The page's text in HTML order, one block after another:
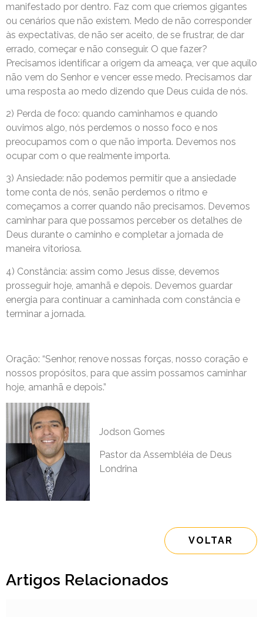
manifestado por dentro. Faz com que criemos gigantes
ou cenários que não existem. Medo de não corresponder
às expectativas, de não ser aceito, de se frustrar, de dar
errado, começar e não conseguir. O que fazer?
Precisamos identificar a origem da ameaça, ver que aquilo
não vem do Senhor e vencer esse medo. Precisamos dar
uma resposta ao medo dizendo que Deus cuida de nós.
2) Perda de foco: quando caminhamos e quando
ouvimos algo, nós perdemos o nosso foco e nos
preocupamos com o que não importa. Devemos nos
ocupar com o que realmente importa.
3) Ansiedade: não podemos permitir que a ansiedade
tome conta de nós, senão perdemos o ritmo e
começamos a correr quando não precisamos. Devemos
caminhar para que possamos perceber os detalhes de
Deus durante o caminho e completar a jornada de
maneira vitoriosa.
4) Constância: assim como Jesus disse, devemos
prosseguir hoje, amanhã e depois. Devemos guardar
energia para continuar a caminhada com constância e
terminar a jornada.
Oração: “Senhor, renove nossas forças, nosso coração e
nossos propósitos, para que assim possamos caminhar
hoje, amanhã e depois.”
Jodson Gomes
Pastor da Assembléia de Deus
Londrina
VOLTAR
Artigos Relacionados